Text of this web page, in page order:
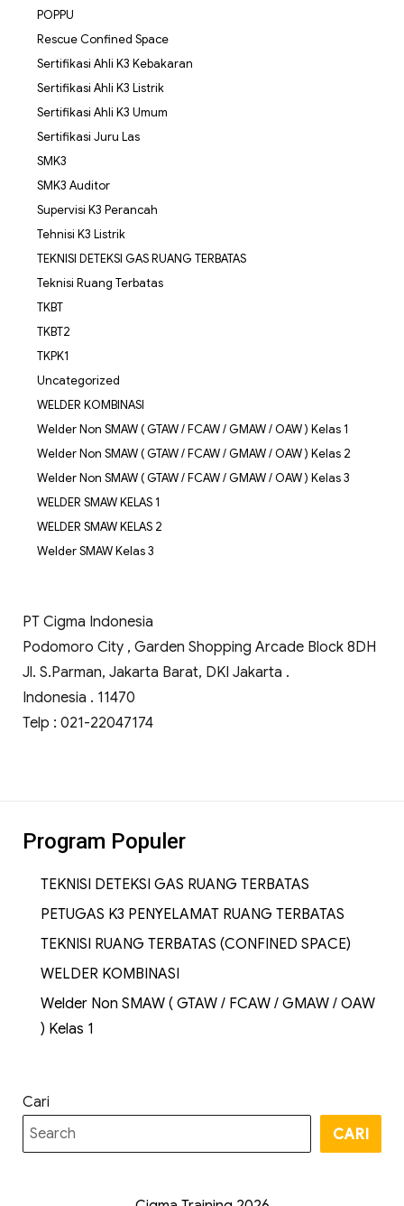
POPPU
Rescue Confined Space
Sertifikasi Ahli K3 Kebakaran
Sertifikasi Ahli K3 Listrik
Sertifikasi Ahli K3 Umum
Sertifikasi Juru Las
SMK3
SMK3 Auditor
Supervisi K3 Perancah
Tehnisi K3 Listrik
TEKNISI DETEKSI GAS RUANG TERBATAS
Teknisi Ruang Terbatas
TKBT
TKBT2
TKPK1
Uncategorized
WELDER KOMBINASI
Welder Non SMAW ( GTAW / FCAW / GMAW / OAW ) Kelas 1
Welder Non SMAW ( GTAW / FCAW / GMAW / OAW ) Kelas 2
Welder Non SMAW ( GTAW / FCAW / GMAW / OAW ) Kelas 3
WELDER SMAW KELAS 1
WELDER SMAW KELAS 2
Welder SMAW Kelas 3
PT Cigma Indonesia
Podomoro City , Garden Shopping Arcade Block 8DH
Jl. S.Parman, Jakarta Barat, DKI Jakarta .
Indonesia . 11470
Telp : 021-22047174
Program Populer
TEKNISI DETEKSI GAS RUANG TERBATAS
PETUGAS K3 PENYELAMAT RUANG TERBATAS
TEKNISI RUANG TERBATAS (CONFINED SPACE)
WELDER KOMBINASI
Welder Non SMAW ( GTAW / FCAW / GMAW / OAW
) Kelas 1
Cari
CARI